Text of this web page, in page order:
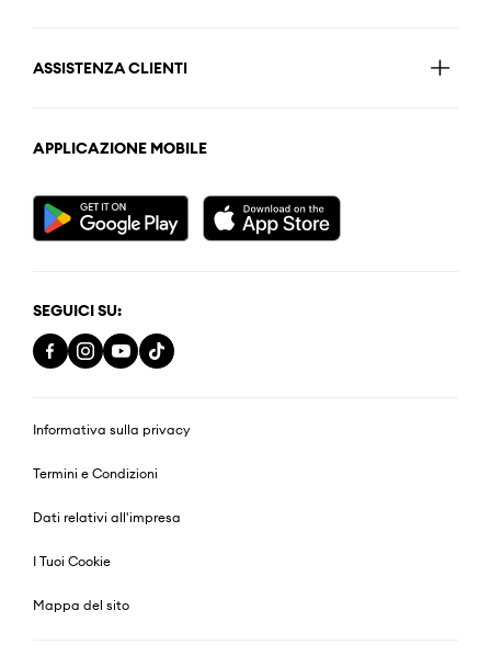
ASSISTENZA CLIENTI
APPLICAZIONE MOBILE
SEGUICI SU:
Informativa sulla privacy
Termini e Condizioni
Dati relativi all'impresa
I Tuoi Cookie
Mappa del sito